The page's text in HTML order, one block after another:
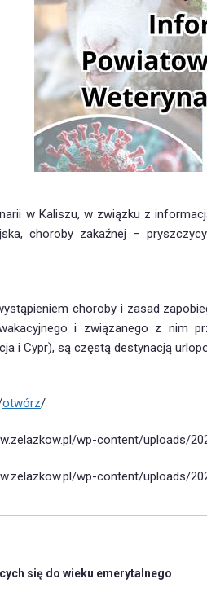
w Kaliszu, w związku z
choroby zakaźnej –
choroby i zasad
i związanego z nim
i Cypr), są częstą destynacją
otwórz/
się do wieku emerytalnego